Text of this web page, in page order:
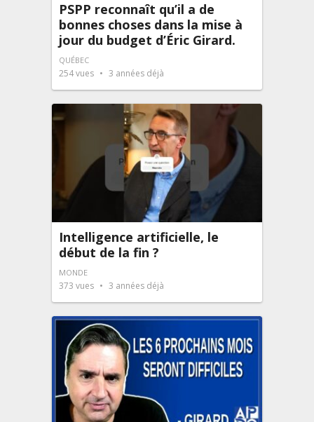
PSPP reconnaît qu’il a de
bonnes choses dans la mise à
jour du budget d’Éric Girard.
QUÉBEC
254vues 3 années déjà
Intelligence artificielle, le
début de la fin ?
MONDE
373 vues 3 années déjà